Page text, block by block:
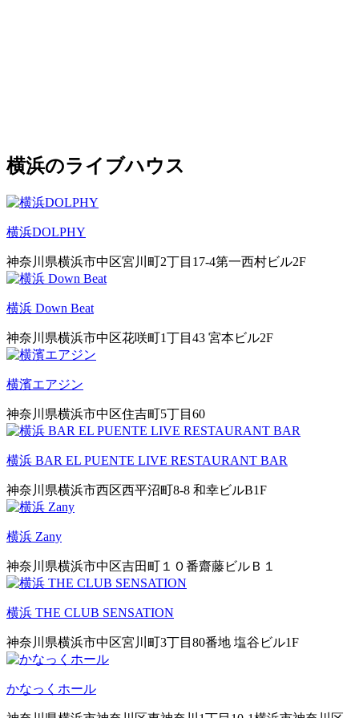
横浜のライブハウス
横浜DOLPHY
神奈川県横浜市中区宮川町2丁目17-4第一西村ビル2F
横浜 Down Beat
神奈川県横浜市中区花咲町1丁目43 宮本ビル2F
横濱エアジン
神奈川県横浜市中区住吉町5丁目60
横浜 BAR EL PUENTE LIVE RESTAURANT BAR
神奈川県横浜市西区西平沼町8-8 和幸ビルB1F
横浜 Zany
神奈川県横浜市中区吉田町１０番齋藤ビルＢ１
横浜 THE CLUB SENSATION
神奈川県横浜市中区宮川町3丁目80番地 塩谷ビル1F
かなっくホール